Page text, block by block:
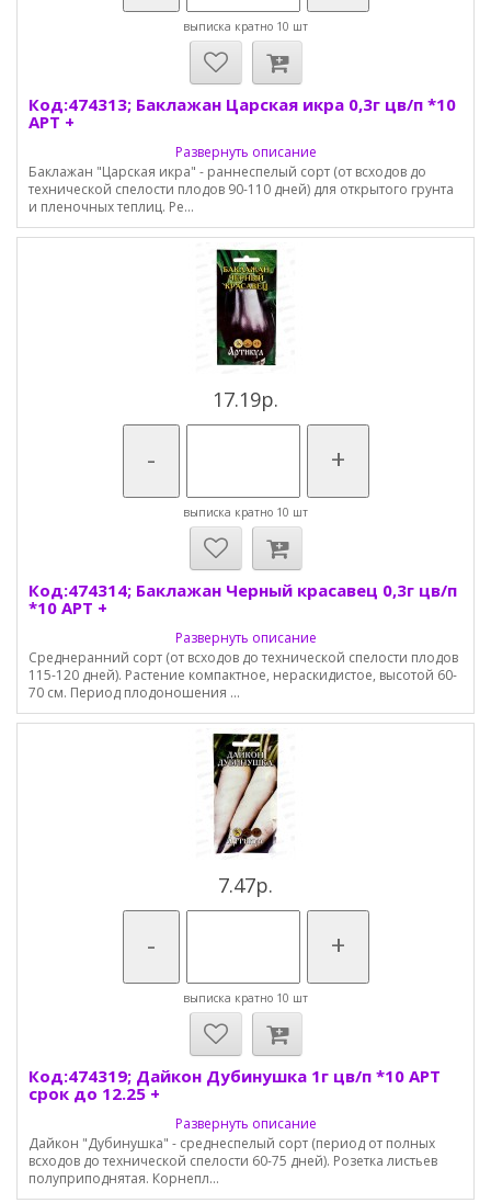
выписка кратно 10 шт
Код:474313; Баклажан Царская икра 0,3г цв/п *10
АРТ +
Развернуть описание
Баклажан "Царская икра" - раннеспелый сорт (от всходов до
технической спелости плодов 90-110 дней) для открытого грунта
и пленочных теплиц. Ре...
17.19р.
- +
выписка кратно 10 шт
Код:474314; Баклажан Черный красавец 0,3г цв/п
*10 АРТ +
Развернуть описание
Среднеранний сорт (от всходов до технической спелости плодов
115-120 дней). Растение компактное, нераскидистое, высотой 60-
70 см. Период плодоношения ...
7.47р.
- +
выписка кратно 10 шт
Код:474319; Дайкон Дубинушка 1г цв/п *10 АРТ
срок до 12.25 +
Развернуть описание
Дайкон "Дубинушка" - среднеспелый сорт (период от полных
всходов до технической спелости 60-75 дней). Розетка листьев
полуприподнятая. Корнепл...